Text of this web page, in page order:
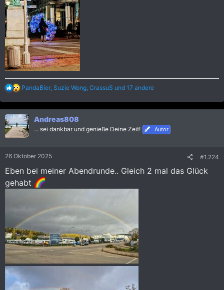
R
a
k
i
o
n
PandaBier, Suzie Wong, CrassuS und 17 andere
Andreas808
... sei dankbar und genieße Deine Zeit! Autor
26 Oktober 2025 #1.224
Eben bei meiner Abendrunde.. Gleich 2 mal das Glück
gehabt